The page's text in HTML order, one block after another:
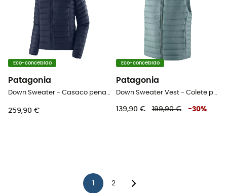
Eco-concebido
Patagonia
Down Sweater - Casaco penas mulher
259,90 €
Eco-concebido
Patagonia
Down Sweater Vest - Colete penas homem
139,90 € 199,90 € -30%
2